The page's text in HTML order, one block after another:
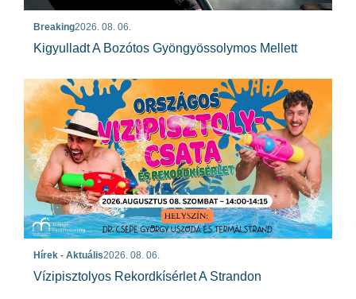
Breaking2026. 08. 06.
Kigyulladt A Bozótos Gyöngyössolymos Mellett
Hírek - Aktuális2026. 08. 06.
Vízipisztolyos Rekordkísérlet A Strandon